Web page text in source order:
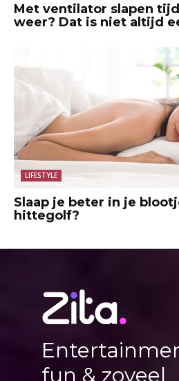
Met ventilator slapen
weer? Dat is niet altijd
LIFESTYLE
Slaap je beter in je
hittegolf?
fun & zoveel